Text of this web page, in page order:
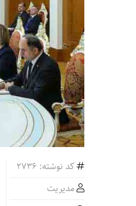
کد نوشته: 2736
مدیریت